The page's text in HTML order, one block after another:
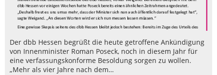
Der dbb Hessen begrüßt die heute getroffene Ankündigung
von Innenminister Roman Poseck, noch in diesem Jahr für
eine verfassungskonforme Besoldung sorgen zu wollen.
„Mehr als vier Jahre nach dem…